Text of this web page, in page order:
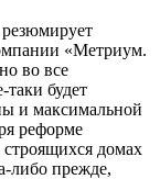
«Метриум.
во все
будет
и максимальной
реформе
строящихся домах
либо прежде,